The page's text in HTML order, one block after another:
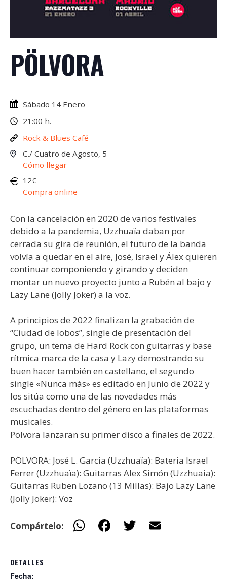
PÖLVORA
Sábado 14 Enero
21:00 h.
Rock & Blues Café
C./ Cuatro de Agosto, 5
Cómo llegar
12€
Compra online
Con la cancelación en 2020 de varios festivales
debido a la pandemia, Uzzhuaïa daban por
cerrada su gira de reunión, el futuro de la banda
volvía a quedar en el aire, José, Israel y Álex quieren
continuar componiendo y girando y deciden
montar un nuevo proyecto junto a Rubén al bajo y
Lazy Lane (Jolly Joker) a la voz.
A principios de 2022 finalizan la grabación de
“Ciudad de lobos”, single de presentación del
grupo, un tema de Hard Rock con guitarras y base
rítmica marca de la casa y Lazy demostrando su
buen hacer también en castellano, el segundo
single «Nunca más» es editado en Junio de 2022 y
los sitúa como una de las novedades más
escuchadas dentro del género en las plataformas
musicales.
Pölvora lanzaran su primer disco a finales de 2022.
PÖLVORA: José L. Garcia (Uzzhuaïa): Bateria Israel
Ferrer (Uzzhuaïa): Guitarras Alex Simón (Uzzhuaia):
Guitarras Ruben Lozano (13 Millas): Bajo Lazy Lane
(Jolly Joker): Voz
Compártelo: W
DETALLES
Fecha: